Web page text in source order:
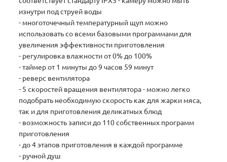
изнутри под струей воды
- многоточечный температурный щуп можно
использовать со всеми базовыми программами для
увеличения эффективности приготовления
- регулировка влажности от 0% до 100%
- таймер от 1 минуты до 9 часов 59 минут
- реверс вентилятора
- 5 скоростей вращения вентилятора - можно легко
подобрать необходимую скорость как для жарки мяса,
так и для приготовления деликатных блюд
- возможность записи до 110 собственных программ
приготовления
- до 4 этапов приготовления в каждой программе
- ручной душ